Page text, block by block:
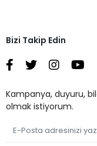
Bizi Takip Edin
Kampanya, duyuru,
olmak istiyorum.